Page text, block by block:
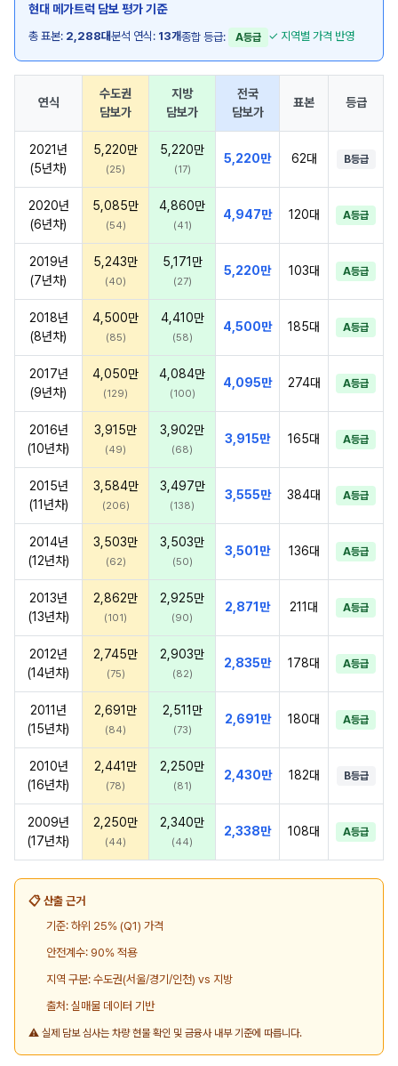
현대 메가트럭 담보 평가 기준
총 표본: 2,288대분석 연식: 13개종합 등급: A등급 ✓ 지역별 가격 반영
연식
수도권
담보가
지방
담보가
전국
담보가
표본 등급
2021년
(5년차)
5,220만
(25)
5,220만
(17)
5,220만 62대 B등급
2020년
(6년차)
5,085만
(54)
4,860만
(41)
4,947만 120대 A등급
2019년
(7년차)
5,243만
(40)
5,171만
(27)
5,220만 103대 A등급
2018년
(8년차)
4,500만
(85)
4,410만
(58)
4,500만 185대 A등급
2017년
(9년차)
4,050만
(129)
4,084만
(100)
4,095만 274대 A등급
2016년
(10년차)
3,915만
(49)
3,902만
(68)
3,915만 165대 A등급
2015년
(11년차)
3,584만
(206)
3,497만
(138)
3,555만 384대 A등급
2014년
(12년차)
3,503만
(62)
3,503만
(50)
3,501만 136대 A등급
2013년
(13년차)
2,862만
(101)
2,925만
(90)
2,871만 211대 A등급
2012년
(14년차)
2,745만
(75)
2,903만
(82)
2,835만 178대 A등급
2011년
(15년차)
2,691만
(84)
2,511만
(73)
2,691만 180대 A등급
2010년
(16년차)
2,441만
(78)
2,250만
(81)
2,430만 182대 B등급
2009년
(17년차)
2,250만
(44)
2,340만
(44)
2,338만 108대 A등급
📋 산출 근거
기준: 하위 25% (Q1) 가격
안전계수: 90% 적용
지역 구분: 수도권(서울/경기/인천) vs 지방
출처: 실매물 데이터 기반
⚠️ 실제 담보 심사는 차량 현물 확인 및 금융사 내부 기준에 따릅니다.